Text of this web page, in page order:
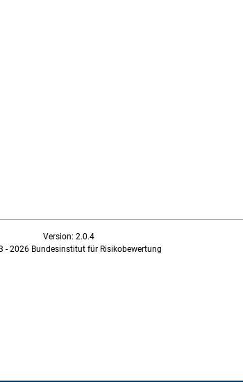
Version: 2.0.4
- 2026 Bundesinstitut für Risikobewertung